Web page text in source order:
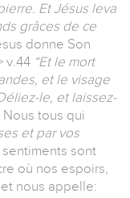
Et Jésus leva
grâces de ce
donne Son
v.44 “Et le mort
et le visage
le, et laissez-
tous qui
et par vos
sont
où nos espoirs,
nous appelle: